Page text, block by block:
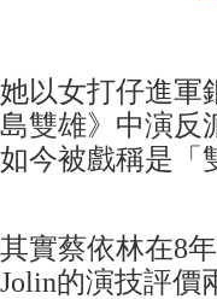
她以女打仔進軍
島雙雄》中演反
如今被戲稱是「
其實蔡依林在8
Jolin的演技評價